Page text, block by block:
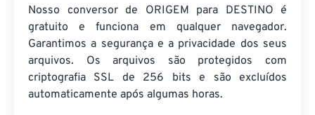
Nosso conversor de ORIGEM para DESTINO é
gratuito e funciona em qualquer navegador.
Garantimos a segurança e a privacidade dos seus
arquivos. Os arquivos são protegidos com
criptografia SSL de 256 bits e são excluídos
automaticamente após algumas horas.